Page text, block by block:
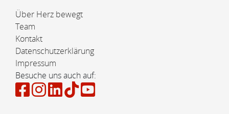
Über Herz bewegt
Team
Kontakt
Datenschutzerklärung
Impressum
Besuche uns auch auf: